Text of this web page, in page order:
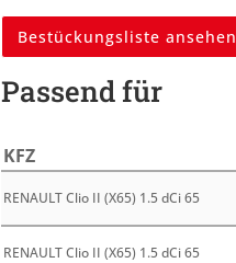
Bestückungsliste ansehen
Passend für
KFZ
RENAULT Clio II (X65) 1.5 dCi 65
RENAULT Clio II (X65) 1.5 dCi 65